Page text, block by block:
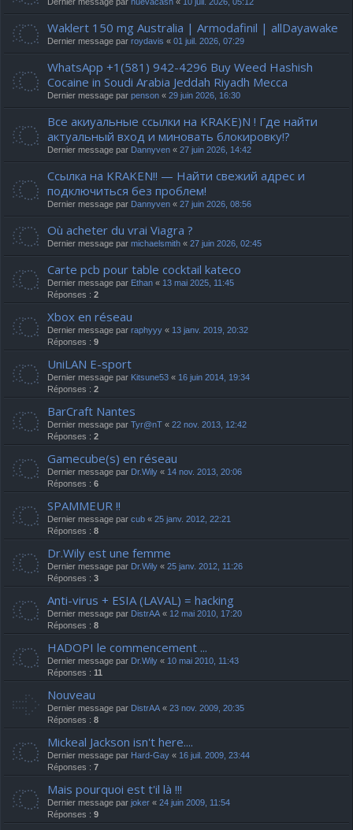
Waklert 150 mg Australia | Armodafinil | allDayawake
Dernier message par roydavis « 01 juil. 2026, 07:29
WhatsApp +1(581) 942-4296 Buy Weed Hashish
Cocaine in Soudi Arabia Jeddah Riyadh Mecca
Dernier message par penson « 29 juin 2026, 16:30
Все акиуальные ссылки на KRAKE)N ! Где найти
актуальный вход и миновать блокировку!?
Dernier message par Dannyven « 27 juin 2026, 14:42
Ссылка на KRAKEN!! — Найти свежий адрес и
подключиться без проблем!
Dernier message par Dannyven « 27 juin 2026, 08:56
Où acheter du vrai Viagra ?
Dernier message par michaelsmith « 27 juin 2026, 02:45
Carte pcb pour table cocktail kateco
Dernier message par Ethan « 13 mai 2025, 11:45
Réponses : 2
Xbox en réseau
Dernier message par raphyyy « 13 janv. 2019, 20:32
Réponses : 9
UniLAN E-sport
Dernier message par Kitsune53 « 16 juin 2014, 19:34
Réponses : 2
BarCraft Nantes
Dernier message par Tyr@nT « 22 nov. 2013, 12:42
Réponses : 2
Gamecube(s) en réseau
Dernier message par Dr.Wily « 14 nov. 2013, 20:06
Réponses : 6
SPAMMEUR !!
Dernier message par cub « 25 janv. 2012, 22:21
Réponses : 8
Dr.Wily est une femme
Dernier message par Dr.Wily « 25 janv. 2012, 11:26
Réponses : 3
Anti-virus + ESIA (LAVAL) = hacking
Dernier message par DistrAA « 12 mai 2010, 17:20
Réponses : 8
HADOPI le commencement ...
Dernier message par Dr.Wily « 10 mai 2010, 11:43
Réponses : 11
Nouveau
Dernier message par DistrAA « 23 nov. 2009, 20:35
Réponses : 8
Mickeal Jackson isn't here....
Dernier message par Hard-Gay « 16 juil. 2009, 23:44
Réponses : 7
Mais pourquoi est t'il là !!!
Dernier message par joker « 24 juin 2009, 11:54
Réponses : 9